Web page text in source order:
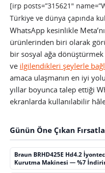
[irp posts=”315621″
Türkiye ve dünya çapında
WhatsApp kesinlikle
ürünlerinden biri olarak
bir sosyal ağa
ve ilgilendikleri şeylerle
amaca ulaşmanın en iyi
yıllar boyunca talep ettiği
ekranlarda kullanılabilir
Günün Öne Çıkan
Braun BRHD425E Hd4.2
Kurutma Makinesi — %7